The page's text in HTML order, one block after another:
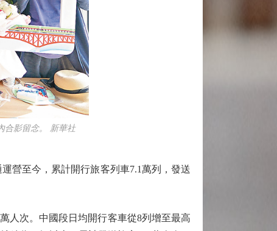
合影留念。 新華社
營至今，累計開行旅客列車7.1萬列，發送
次。中國段日均開行客車從8列增至最高